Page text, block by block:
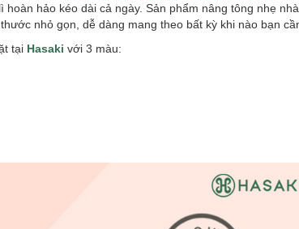
hảo kéo dài cả ngày. Sản phẩm nâng tông nhẹ
nhỏ gọn, dễ dàng mang theo bất kỳ khi nào bạn
tại Hasaki với 3 màu: